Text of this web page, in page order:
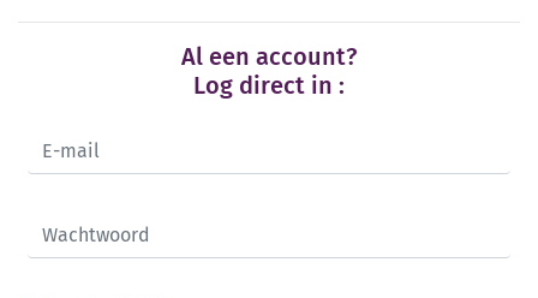
Al een account?
Log direct in :